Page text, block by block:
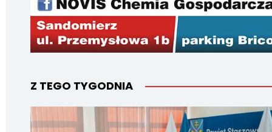
Z TEGO TYGODNIA